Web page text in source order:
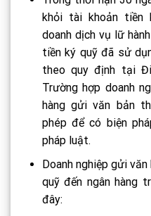
khỏi tài khoản tiền
doanh dịch vụ lữ
tiền ký quỹ đã sử
theo quy định tại
Trường hợp doanh
hàng gửi văn bản
phép để có biện
pháp luật.
Doanh nghiệp gửi
quỹ đến ngân hàng
đây: